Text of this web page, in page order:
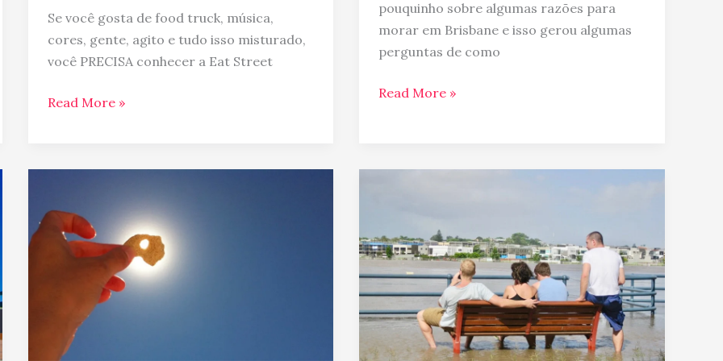
Se você gosta de food truck, música,
cores, gente, agito e tudo isso misturado,
você PRECISA conhecer a Eat Street
Read More »
pouquinho sobre algumas razões para
morar em Brisbane e isso gerou algumas
perguntas de como
Read More »
Australia
chamada
Under
em
Brisbane